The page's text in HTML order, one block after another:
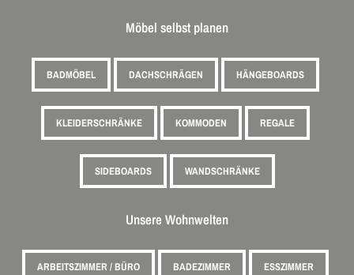
Möbel selbst planen
BADMÖBEL DACHSCHRÄGEN HÄNGEBOARDS
KLEIDERSCHRÄNKE KOMMODEN REGALE
SIDEBOARDS WANDSCHRÄNKE
Unsere Wohnwelten
ARBEITSZIMMER / BÜRO BADEZIMMER ESSZIMMER